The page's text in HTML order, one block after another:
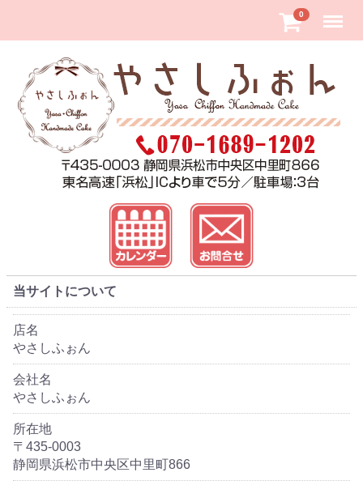
0 Menu
当サイトについて
店名
やさしふぉん
会社名
やさしふぉん
所在地
〒435-0003
静岡県浜松市中央区中里町866